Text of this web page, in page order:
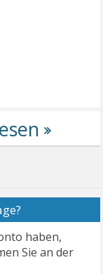
haben,
Sie an der